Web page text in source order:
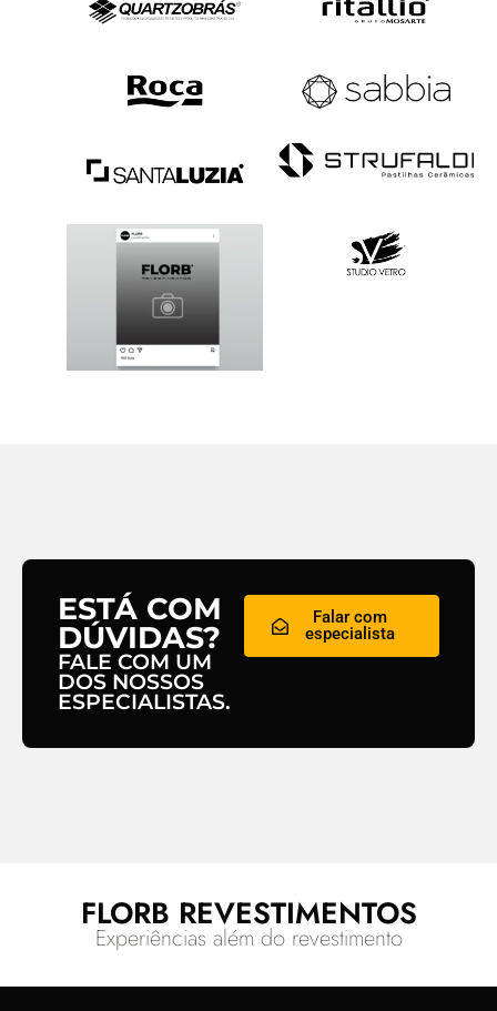
ESTÁ COM
DÚVIDAS?
FALE COM UM
DOS NOSSOS
ESPECIALISTAS.
Falar com
especialista
FLORB REVESTIMENTOS
Experiências além do revestimento